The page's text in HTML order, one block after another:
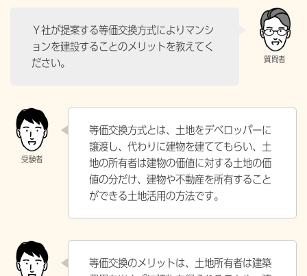
Ｙ社が提案する等価交換方式によりマンシ
ョンを建設することのメリットを教えてく
ださい。
等価交換方式とは、土地をデベロッパーに
譲渡し、代わりに建物を建ててもらい、土
地の所有者は建物の価値に対する土地の価
値の分だけ、建物や不動産を所有すること
ができる土地活用の方法です。
等価交換のメリットは、土地所有者は建築